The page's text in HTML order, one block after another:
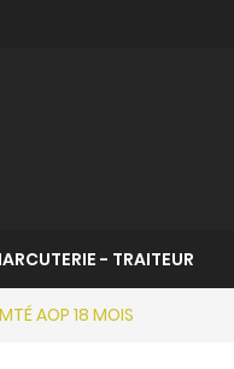
- TRAITEUR
AOP 18 MOIS